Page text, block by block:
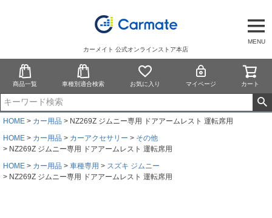
MENU
カーメイト 公式オンラインストア本店
商品一覧 車種別適合検索 お気に入り マイページ カート
HOME カー用品
NZ269Z ジムニー専用 ドアアームレスト 運転席用
HOME
カー用品 カーアクセサリー
その他
NZ269Z ジムニー専用 ドアアームレスト 運転席用
HOME
カー用品 車種専用
スズキ ジムニー
NZ269Z ジムニー専用 ドアアームレスト 運転席用